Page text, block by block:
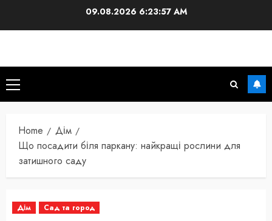
09.08.2026 6:23:58 AM
Primary
Menu
Home
Дім
Що посадити біля паркану: найкращі рослини для
затишного саду
Дім Сад та город